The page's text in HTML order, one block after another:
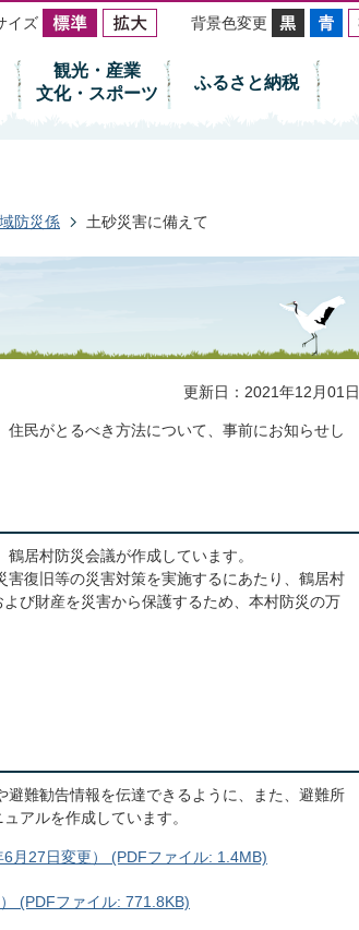
イズ 背景色変更
観光・産業
文化・スポーツ
ふるさと納税
防災係 土砂災害に備えて
更新日：2021年12月01日
民がとるべき方法について、事前にお知らせし
居村防災会議が作成しています。
復旧等の災害対策を実施するにあたり、鶴居村
び財産を災害から保護するため、本村防災の万
難勧告情報を伝達できるように、また、避難所
アルを作成しています。
月27日変更） (PDFファイル: 1.4MB)
(PDFファイル: 771.8KB)